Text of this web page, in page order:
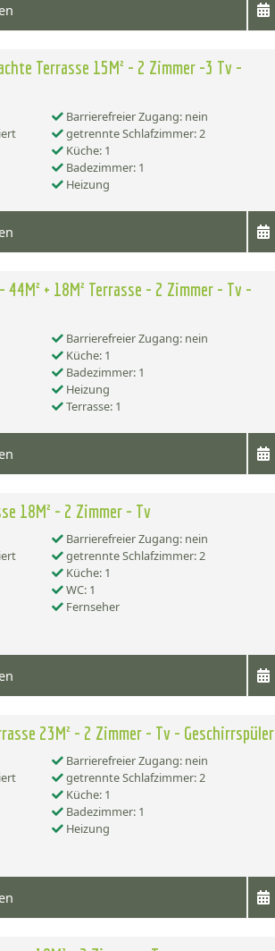
Terrasse 15M² - 2 Zimmer -3 Tv -
Barrierefreier Zugang: nein
getrennte Schlafzimmer: 2
Küche: 1
Badezimmer: 1
Heizung
+ 18M² Terrasse - 2 Zimmer - Tv -
Barrierefreier Zugang: nein
Küche: 1
Badezimmer: 1
Heizung
Terrasse: 1
18M² - 2 Zimmer - Tv
Barrierefreier Zugang: nein
getrennte Schlafzimmer: 2
Küche: 1
WC: 1
Fernseher
23M² - 2 Zimmer - Tv - Geschirrspüler
Barrierefreier Zugang: nein
getrennte Schlafzimmer: 2
Küche: 1
Badezimmer: 1
Heizung